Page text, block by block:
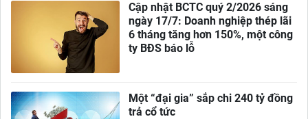
Cập nhật BCTC quý 2/2026 sáng
ngày 17/7: Doanh nghiệp thép lãi
6 tháng tăng hơn 150%, một công
ty BĐS báo lỗ
Một “đại gia” sắp chi 240 tỷ đồng
trả cổ tức